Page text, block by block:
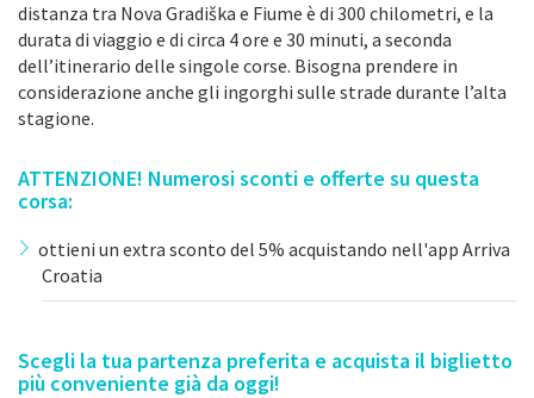
distanza tra Nova Gradiška e Fiume è di 300 chilometri, e la
durata di viaggio e di circa 4 ore e 30 minuti, a seconda
dell’itinerario delle singole corse. Bisogna prendere in
considerazione anche gli ingorghi sulle strade durante l’alta
stagione.
ATTENZIONE! Numerosi sconti e offerte su questa
corsa:
ottieni un extra sconto del 5% acquistando nell'app Arriva
Croatia
Scegli la tua partenza preferita e acquista il biglietto
più conveniente già da oggi!